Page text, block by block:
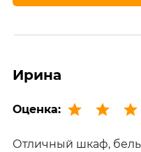
Ирина
Оценка:
Отличный шкаф,